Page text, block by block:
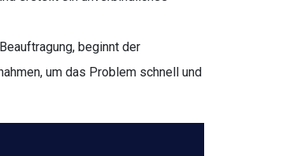
beginnt der
um das Problem schnell und